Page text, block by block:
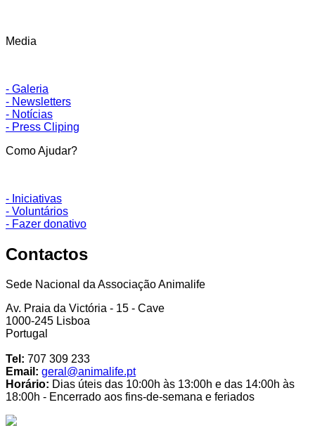
Media
- Galeria
- Newsletters
- Notícias
- Press Cliping
Como Ajudar?
- Iniciativas
- Voluntários
- Fazer donativo
Contactos
Sede Nacional da Associação Animalife
Av. Praia da Victória - 15 - Cave
1000-245 Lisboa
Portugal
Tel: 707 309 233
Email: geral@animalife.pt
Horário: Dias úteis das 10:00h às 13:00h e das 14:00h às
18:00h - Encerrado aos fins-de-semana e feriados